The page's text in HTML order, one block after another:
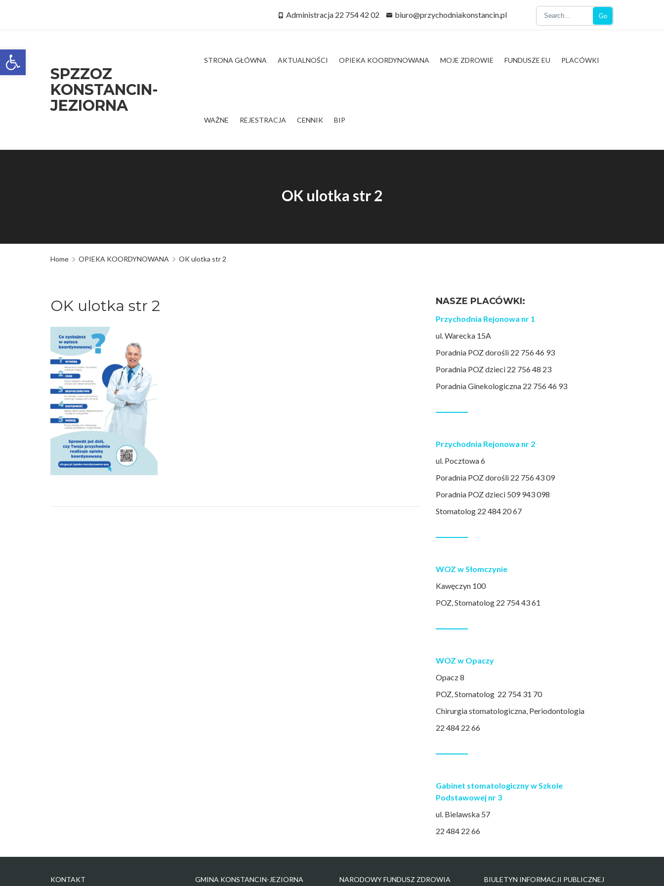
Open toolbar
Go
Administracja 22 754 42 02 biuro@przychodniakonstancin.pl
SPZZOZ
KONSTANCIN-
JEZIORNA
STRONA GŁÓWNA AKTUALNOŚCI OPIEKA KOORDYNOWANA MOJE ZDROWIE FUNDUSZE EU PLACÓWKI
WAŻNE REJESTRACJA CENNIK BIP
OK ulotka str 2
Home OPIEKA KOORDYNOWANA OK ulotka str 2
OK ulotka str 2 NASZE PLACÓWKI:
Przychodnia Rejonowa nr 1
ul. Warecka 15A
Poradnia POZ dorośli 22 756 46 93
Poradnia POZ dzieci 22 756 48 23
Poradnia Ginekologiczna 22 756 46 93
Przychodnia Rejonowa nr 2
ul. Pocztowa 6
Poradnia POZ dorośli 22 756 43 09
Poradnia POZ dzieci 509 943 098
Stomatolog 22 484 20 67
WOZ w Słomczynie
Kawęczyn 100
POZ, Stomatolog 22 754 43 61
WOZ w Opaczy
Opacz 8
POZ, Stomatolog 22 754 31 70
Chirurgia stomatologiczna, Periodontologia
22 484 22 66
Gabinet stomatologiczny w Szkole
Podstawowej nr 3
ul. Bielawska 57
22 484 22 66
KONTAKT GMINA KONSTANCIN-JEZIORNA NARODOWY FUNDUSZ ZDROWIA BIULETYN INFORMACJI PUBLICZNEJ